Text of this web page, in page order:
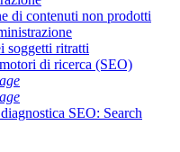
di contenuti non prodotti
soggetti ritratti
di ricerca (SEO)
SEO: Search